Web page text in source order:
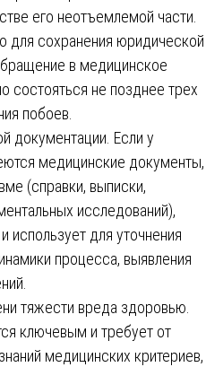
его неотъемлемой части.
для сохранения юридической
в медицинское
состояться не позднее трех
побоев.
документации. Если у
медицинские документы,
(справки, выписки,
исследований),
использует для уточнения
процесса, выявления
тяжести вреда здоровью.
ключевым и требует от
медицинских критериев,